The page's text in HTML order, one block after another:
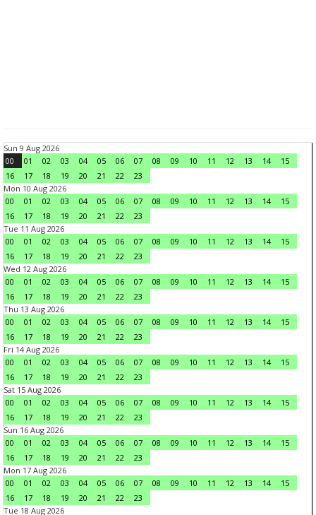
Sun 9 Aug 2026
00
01 02 03 04 05 06 07 08 09 10 11 12 13 14
15
16
17 18 19 20 21 22
23
Mon 10 Aug 2026
00
01 02 03 04 05 06 07 08 09 10 11 12 13 14
15
16
17 18 19 20 21 22
23
Tue 11 Aug 2026
00
01 02 03 04 05 06 07 08 09 10 11 12 13 14
15
16
17 18 19 20 21 22
23
Wed 12 Aug 2026
00
01 02 03 04 05 06 07 08 09 10 11 12 13 14
15
16
17 18 19 20 21 22
23
Thu 13 Aug 2026
00
01 02 03 04 05 06 07 08 09 10 11 12 13 14
15
16
17 18 19 20 21 22
23
Fri 14 Aug 2026
00
01 02 03 04 05 06 07 08 09 10 11 12 13 14
15
16
17 18 19 20 21 22
23
Sat 15 Aug 2026
00
01 02 03 04 05 06 07 08 09 10 11 12 13 14
15
16
17 18 19 20 21 22
23
Sun 16 Aug 2026
00
01 02 03 04 05 06 07 08 09 10 11 12 13 14
15
16
17 18 19 20 21 22
23
Mon 17 Aug 2026
00
01 02 03 04 05 06 07 08 09 10 11 12 13 14
15
16
17 18 19 20 21 22
23
Tue 18 Aug 2026